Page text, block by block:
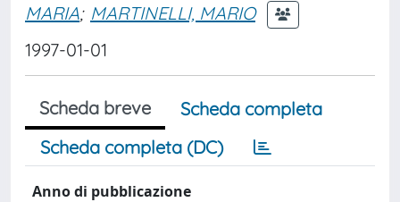
MARIA; MARTINELLI, MARIO
1997-01-01
Scheda breve
Scheda completa
Scheda completa (DC)
Anno di pubblicazione